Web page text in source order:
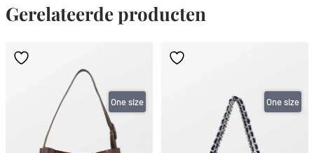
Gerelateerde producten
One size One size